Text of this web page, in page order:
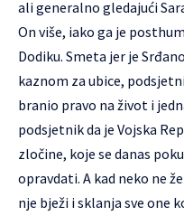
ali generalno gledajući
On više, iako ga je
Dodiku. Smeta jer je
kaznom za ubice,
branio pravo na život i
podsjetnik da je Vojska
zločine, koje se danas
opravdati. A kad neko ne
nje bježi i sklanja sve one